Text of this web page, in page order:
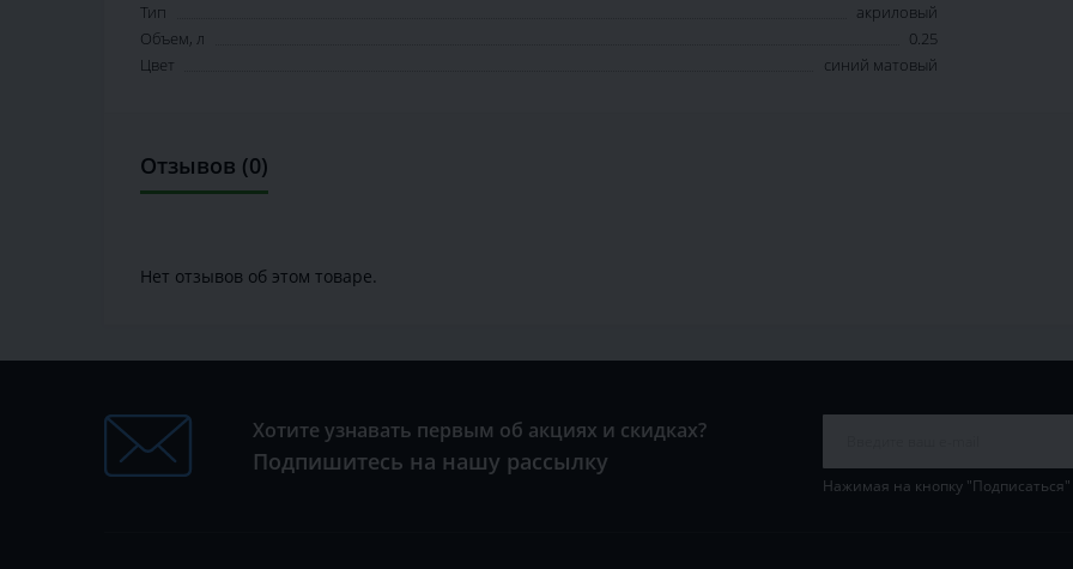
Тип
акриловый
Объем, л
0.25
Цвет
синий матовый
Отзывов (0)
Нет отзывов об этом товаре.
Хотите узнавать первым об акциях и скидках?
Подпишитесь на нашу рассылку
Нажимая на кнопку